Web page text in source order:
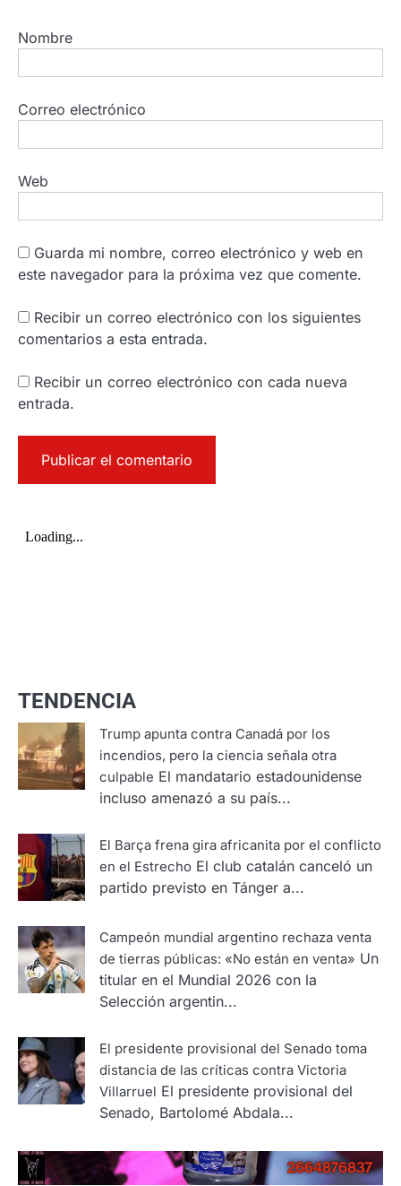
Nombre
Correo electrónico
Web
Guarda mi nombre, correo electrónico y web en
este navegador para la próxima vez que comente.
Recibir un correo electrónico con los siguientes
comentarios a esta entrada.
Recibir un correo electrónico con cada nueva
entrada.
TENDENCIA
Trump apunta contra Canadá por los
incendios, pero la ciencia señala otra
culpable El mandatario estadounidense
incluso amenazó a su país...
El Barça frena gira africanita por el conflicto
en el Estrecho El club catalán canceló un
partido previsto en Tánger a...
Campeón mundial argentino rechaza venta
de tierras públicas: «No están en venta» Un
titular en el Mundial 2026 con la
Selección argentin...
El presidente provisional del Senado toma
distancia de las críticas contra Victoria
Villarruel El presidente provisional del
Senado, Bartolomé Abdala...